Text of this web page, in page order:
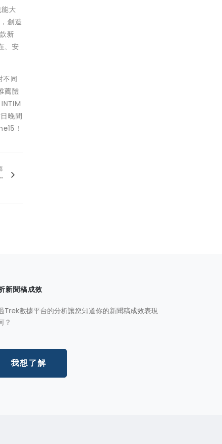
大
創造
新
、安
不同
薦體
晚間
！
新聞稿成效
Trek數據平台的分析讓您知道你的新聞稿成效表現
？
我想了解